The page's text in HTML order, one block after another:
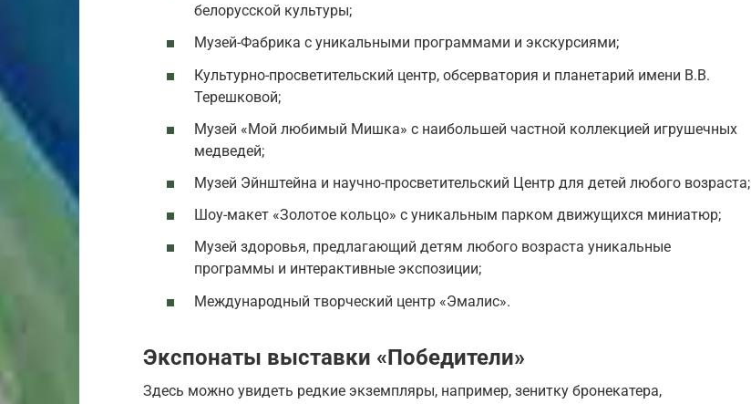
белорусской культуры;
Музей-Фабрика с уникальными программами и экскурсиями;
Культурно-просветительский центр, обсерватория и планетарий имени В.В.
Терешковой;
Музей «Мой любимый Мишка» с наибольшей частной коллекцией игрушечных
медведей;
Музей Эйнштейна и научно-просветительский Центр для детей любого возраста;
Шоу-макет «Золотое кольцо» с уникальным парком движущихся миниатюр;
Музей здоровья, предлагающий детям любого возраста уникальные
программы и интерактивные экспозиции;
Международный творческий центр «Эмалис».
Экспонаты выставки «Победители»
Здесь можно увидеть редкие экземпляры, например, зенитку бронекатера,